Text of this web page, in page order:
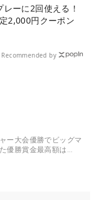
ーに2回使える！
2,000円クーポン
Recommended by
ー大会優勝でビッグマ
優勝賞金最高額は…